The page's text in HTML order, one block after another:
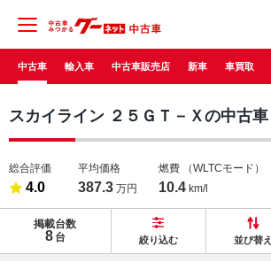
中古車 輸入車 中古車販売店 新車 車買取
スカイライン ２５ＧＴ－Ｘの中古車
総合評価
4.0
平均価格
387.3 万円
燃費 （WLTCモード）
10.4 km/l
掲載台数
8 台 絞り込む 並び替え